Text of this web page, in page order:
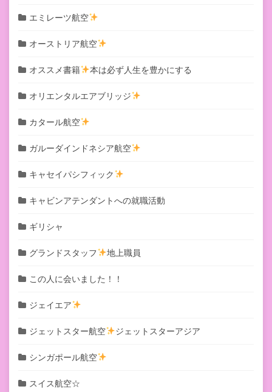
エミレーツ航空
オーストリア航空
オススメ書籍 本は必ず人生を豊かにする
オリエンタルエアブリッジ
カタール航空
ガルーダインドネシア航空
キャセイパシフィック
キャビンアテンダントへの就職活動
ギリシャ
グランドスタッフ 地上職員
この人に会いました！！
ジェイエア
ジェットスター航空 ジェットスターアジア
シンガポール航空
スイス航空☆